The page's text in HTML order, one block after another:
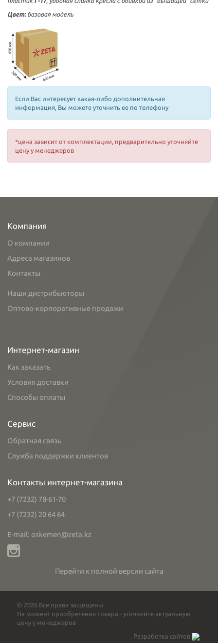
Цвет:базовая модель
Если Вас интересует какая-либо дополнительная
информация, Вы можете уточнить ее по телефону
*цена зависит от комплектации, предварительно уточняйте
цену у менеджеров
Компания
О компании
Адреса магазинов
Контакты
Наши дистрибьюторы
Оптово-корпоративные продажи
Интернет-магазин
Как заказать
Условия доставки
Способы оплаты
Сервис
Обратная связь
Служба поддержки клиентов
Контакты интернет-магазина
+7 (7232) 78-61-70
+7 (7232) 20 64 64
E-mail: oskemen@zeta.kz
Перейти к полной версии сайта
© 2026 Все права защищены
На момент приобретения товара - уточняйте актуальную
цену у менеджеров
Разработка сайтов